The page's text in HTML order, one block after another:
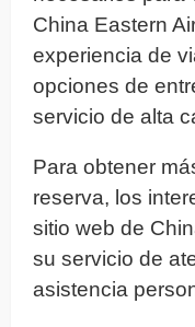
China Eastern
experiencia de
opciones de
servicio de alta
Para obtener
reserva, los
sitio web de
su servicio de
asistencia